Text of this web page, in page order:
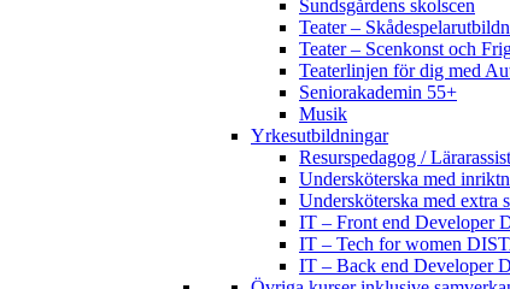
Sundsgårdens skolscen
Teater –
Teater – Scenkonst och
Teaterlinjen för dig med
Seniorakademin 55+
Musik
Yrkesutbildningar
Resurspedagog /
Undersköterska med
Undersköterska med extra
IT – Front end Developer
IT – Tech for women
IT – Back end Developer